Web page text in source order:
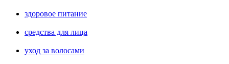
здоровое питание
средства для лица
уход за волосами